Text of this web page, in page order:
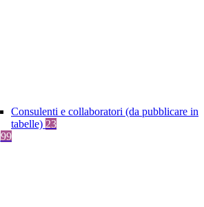
Consulenti e collaboratori (da pubblicare in
tabelle) 23
99